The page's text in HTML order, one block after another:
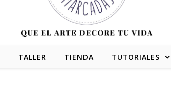
TALLER TIENDA TUTORIALES